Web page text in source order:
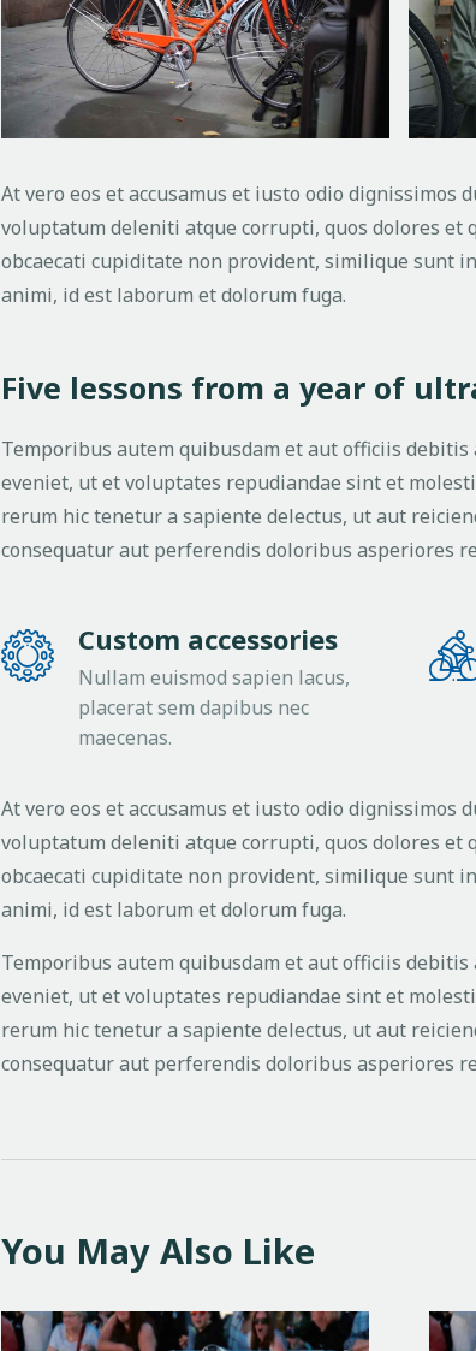
At vero eos et accusamus et iusto odio
voluptatum deleniti atque corrupti, quos dolores et
obcaecati cupiditate non provident, similique sunt
animi, id est laborum et dolorum fuga.
Five lessons from a year of
Temporibus autem quibusdam et aut officiis
eveniet, ut et voluptates repudiandae sint et
rerum hic tenetur a sapiente delectus, ut aut
consequatur aut perferendis doloribus asperiores
Custom accessories
Nullam euismod sapien lacus,
placerat sem dapibus nec
maecenas.
At vero eos et accusamus et iusto odio
voluptatum deleniti atque corrupti, quos dolores et
obcaecati cupiditate non provident, similique sunt
animi, id est laborum et dolorum fuga.
Temporibus autem quibusdam et aut officiis
eveniet, ut et voluptates repudiandae sint et
rerum hic tenetur a sapiente delectus, ut aut
consequatur aut perferendis doloribus asperiores
You May Also Like